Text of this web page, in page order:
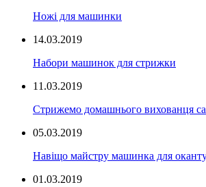
Ножі для машинки
14.03.2019
Набори машинок для стрижки
11.03.2019
Стрижемо домашнього вихованця
05.03.2019
Навіщо майстру машинка для
01.03.2019